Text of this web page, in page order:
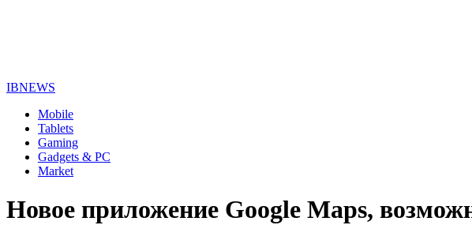
IBNEWS
Mobile
Tablets
Gaming
Gadgets & PC
Market
Новое приложение Google Maps,